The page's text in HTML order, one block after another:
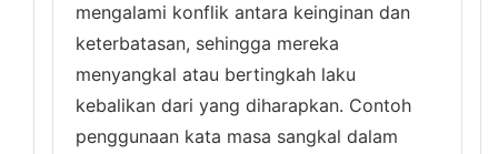
mengalami konflik antara keinginan dan
keterbatasan, sehingga mereka
menyangkal atau bertingkah laku
kebalikan dari yang diharapkan. Contoh
penggunaan kata masa sangkal dalam